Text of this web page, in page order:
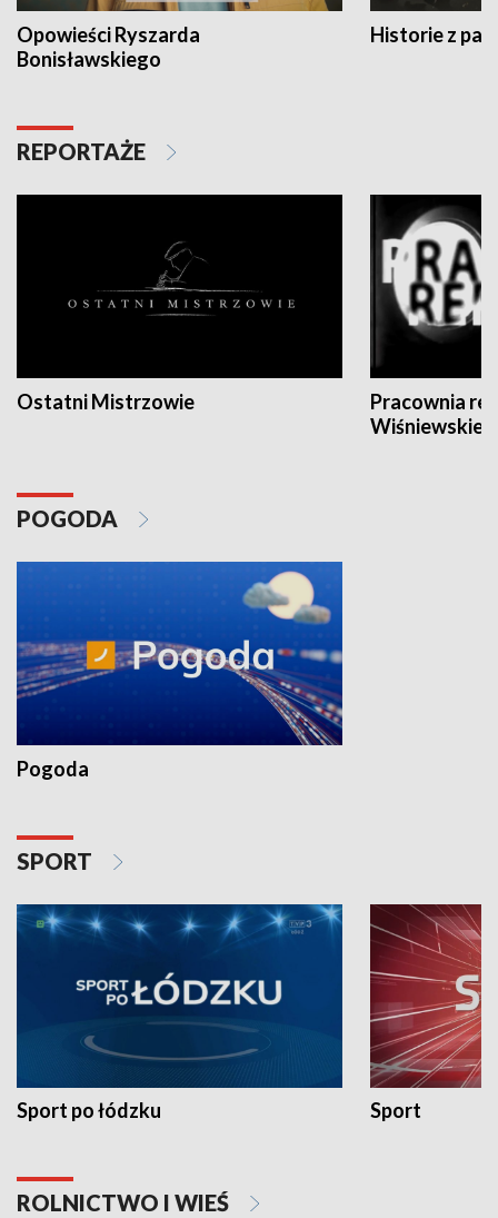
Opowieści Ryszarda
Bonisławskiego
Historie z
REPORTAŻE
Ostatni Mistrzowie
Pracownia
POGODA
Pogoda
SPORT
Sport po łódzku Sport
ROLNICTWO I WIEŚ